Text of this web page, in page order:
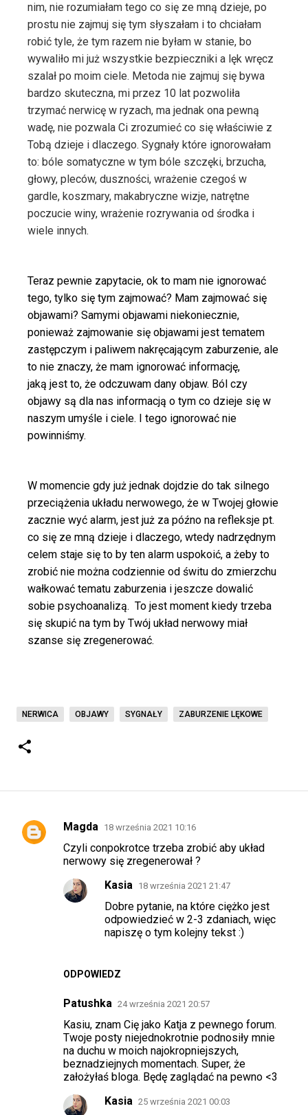
nim, nie rozumiałam tego co się ze mną dzieje, po
prostu nie zajmuj się tym słyszałam i to chciałam
robić tyle, że tym razem nie byłam w stanie, bo
wywaliło mi już wszystkie bezpieczniki a lęk wręcz
szalał po moim ciele. Metoda nie zajmuj się bywa
bardzo skuteczna, mi przez 10 lat pozwoliła
trzymać nerwicę w ryzach, ma jednak ona pewną
wadę, nie pozwala Ci zrozumieć co się właściwie z
Tobą dzieje i dlaczego. Sygnały które ignorowałam
to: bóle somatyczne w tym bóle szczęki, brzucha,
głowy, pleców, duszności, wrażenie czegoś w
gardle, koszmary, makabryczne wizje, natrętne
poczucie winy, wrażenie rozrywania od środka i
wiele innych.
Teraz pewnie zapytacie, ok to mam nie ignorować
tego, tylko się tym zajmować? Mam zajmować się
objawami? Samymi objawami niekoniecznie,
ponieważ zajmowanie się objawami jest tematem
zastępczym i paliwem nakręcającym zaburzenie, ale
to nie znaczy, że mam ignorować informację,
jaką jest to, że odczuwam dany objaw. Ból czy
objawy są dla nas informacją o tym co dzieje się w
naszym umyśle i ciele. I tego ignorować nie
powinniśmy.
W momencie gdy już jednak dojdzie do tak silnego
przeciążenia układu nerwowego, że w Twojej głowie
zacznie wyć alarm, jest już za późno na refleksje pt.
co się ze mną dzieje i dlaczego, wtedy nadrzędnym
celem staje się to by ten alarm uspokoić, a żeby to
zrobić nie można codziennie od świtu do zmierzchu
wałkować tematu zaburzenia i jeszcze dowalić
sobie psychoanalizą. To jest moment kiedy trzeba
się skupić na tym by Twój układ nerwowy miał
szanse się zregenerować.
NERWICA OBJAWY SYGNAŁY ZABURZENIE LĘKOWE
K
Magda 18 września 2021 10:16
Czyli conpokrotce trzeba zrobić aby układ
nerwowy się zregenerował ?
ODPOWIEDZ
Kasia 18 września 2021 21:47
Dobre pytanie, na które ciężko jest
odpowiedzieć w 2-3 zdaniach, więc
napiszę o tym kolejny tekst :)
Patushka 24 września 2021 20:57
Kasiu, znam Cię jako Katja z pewnego forum.
Twoje posty niejednokrotnie podnosiły mnie
na duchu w moich najokropniejszych,
beznadziejnych momentach. Super, że
założyłaś bloga. Będę zaglądać na pewno <3
Kasia 25 września 2021 00:03